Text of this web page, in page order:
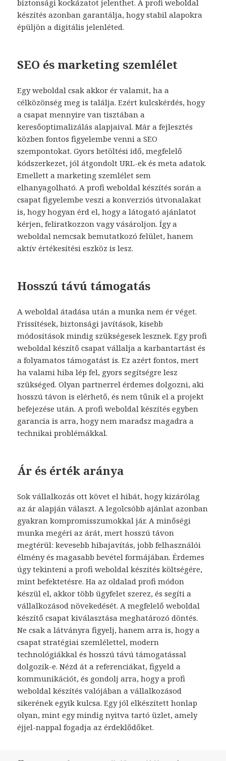
biztonsági kockázatot jelenthet. A profi weboldal
készítés azonban garantálja, hogy stabil alapokra
épüljön a digitális jelenléted.
SEO és marketing szemlélet
Egy weboldal csak akkor ér valamit, ha a
célközönség meg is találja. Ezért kulcskérdés, hogy
a csapat mennyire van tisztában a
keresőoptimalizálás alapjaival. Már a fejlesztés
közben fontos figyelembe venni a SEO
szempontokat. Gyors betöltési idő, megfelelő
kódszerkezet, jól átgondolt URL-ek és meta adatok.
Emellett a marketing szemlélet sem
elhanyagolható. A profi weboldal készítés során a
csapat figyelembe veszi a konverziós útvonalakat
is, hogy hogyan érd el, hogy a látogató ajánlatot
kérjen, feliratkozzon vagy vásároljon. Így a
weboldal nemcsak bemutatkozó felület, hanem
aktív értékesítési eszköz is lesz.
Hosszú távú támogatás
A weboldal átadása után a munka nem ér véget.
Frissítések, biztonsági javítások, kisebb
módosítások mindig szükségesek lesznek. Egy profi
weboldal készítő csapat vállalja a karbantartást és
a folyamatos támogatást is. Ez azért fontos, mert
ha valami hiba lép fel, gyors segítségre lesz
szükséged. Olyan partnerrel érdemes dolgozni, aki
hosszú távon is elérhető, és nem tűnik el a projekt
befejezése után. A profi weboldal készítés egyben
garancia is arra, hogy nem maradsz magadra a
technikai problémákkal.
Ár és érték aránya
Sok vállalkozás ott követ el hibát, hogy kizárólag
az ár alapján választ. A legolcsóbb ajánlat azonban
gyakran kompromisszumokkal jár. A minőségi
munka megéri az árát, mert hosszú távon
megtérül: kevesebb hibajavítás, jobb felhasználói
élmény és magasabb bevétel formájában. Érdemes
úgy tekinteni a profi weboldal készítés költségére,
mint befektetésre. Ha az oldalad profi módon
készül el, akkor több ügyfelet szerez, és segíti a
vállalkozásod növekedését. A megfelelő weboldal
készítő csapat kiválasztása meghatározó döntés.
Ne csak a látványra figyelj, hanem arra is, hogy a
csapat stratégiai szemlélettel, modern
technológiákkal és hosszú távú támogatással
dolgozik-e. Nézd át a referenciákat, figyeld a
kommunikációt, és gondolj arra, hogy a profi
weboldal készítés valójában a vállalkozásod
sikerének egyik kulcsa. Egy jól elkészített honlap
olyan, mint egy mindig nyitva tartó üzlet, amely
éjjel-nappal fogadja az érdeklődőket.